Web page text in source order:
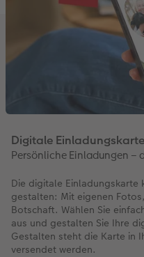
Digitale
Persönliche Einladungen
Die digitale Einladungskarte
gestalten: Mit eigenen
Botschaft. Wählen Sie
aus und gestalten Sie Ihre
Gestalten steht die Karte in
versendet werden.